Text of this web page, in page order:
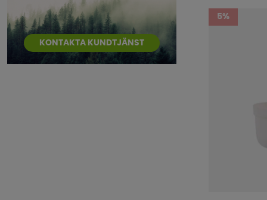
KONTAKTA KUNDTJÄNST
5%